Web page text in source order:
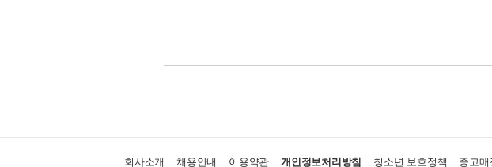
회사소개 채용안내 이용약관 개인정보처리방침 청소년 보호정책 중고매